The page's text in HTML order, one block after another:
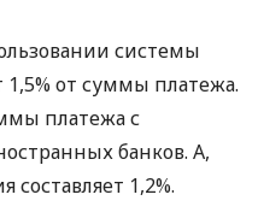
системы
1,5% от суммы платежа.
платежа с
банков. А,
1,2%.